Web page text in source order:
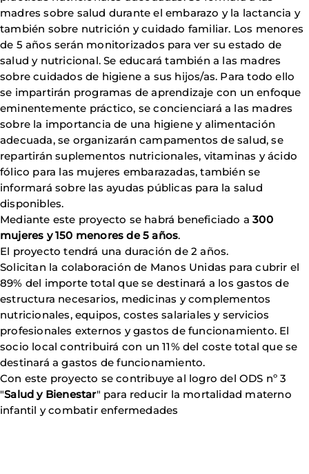
madres sobre salud durante el embarazo y la lactancia y
también sobre nutrición y cuidado familiar. Los menores
de 5 años serán monitorizados para ver su estado de
salud y nutricional. Se educará también a las madres
sobre cuidados de higiene a sus hijos/as. Para todo ello
se impartirán programas de aprendizaje con un enfoque
eminentemente práctico, se concienciará a las madres
sobre la importancia de una higiene y alimentación
adecuada, se organizarán campamentos de salud, se
repartirán suplementos nutricionales, vitaminas y ácido
fólico para las mujeres embarazadas, también se
informará sobre las ayudas públicas para la salud
disponibles.
Mediante este proyecto se habrá beneficiado a300
mujeres y 150 menores de 5 años.
El proyecto tendrá una duración de 2 años.
Solicitan la colaboración de Manos Unidas para cubrir el
89% del importe total que se destinará a los gastos de
estructura necesarios, medicinas y complementos
nutricionales, equipos, costes salariales y servicios
profesionales externos y gastos de funcionamiento. El
socio local contribuirá con un 11% del coste total que se
destinará a gastos de funcionamiento.
Con este proyecto se contribuye al logro del ODS nº 3
"Salud y Bienestar" para reducir la mortalidad materno
infantil y combatir enfermedades